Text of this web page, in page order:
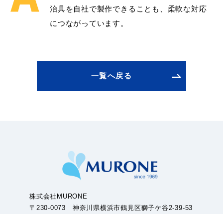
治具を自社で製作できることも、柔軟な対応
につながっています。
一覧へ戻る
株式会社MURONE
〒230-0073 神奈川県横浜市鶴見区獅子ケ谷2-39-53